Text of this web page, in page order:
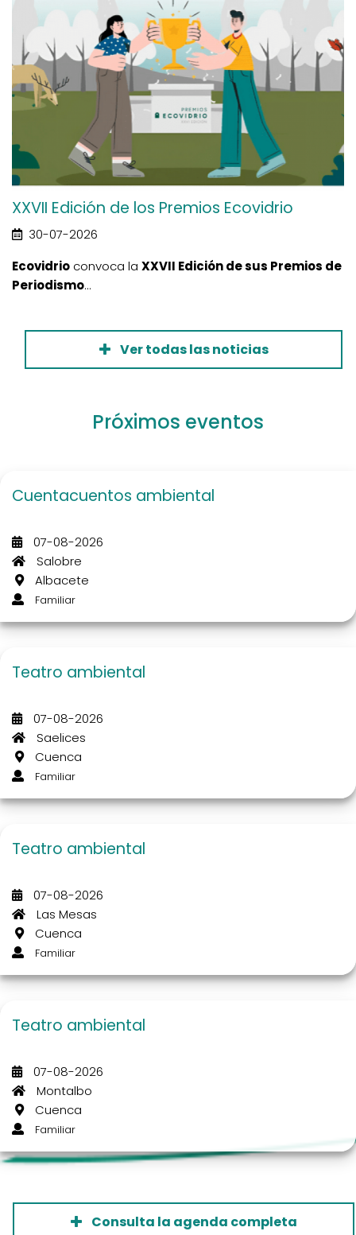
XXVII Edición de los Premios Ecovidrio
30-07-2026
Ecovidrio convoca la XXVII Edición de sus Premios de
Periodismo...
Ver todas las noticias
Próximos eventos
Cuentacuentos ambiental
07-08-2026
Salobre
Albacete
Familiar
Teatro ambiental
07-08-2026
Saelices
Cuenca
Familiar
Teatro ambiental
07-08-2026
Las Mesas
Cuenca
Familiar
Teatro ambiental
07-08-2026
Montalbo
Cuenca
Familiar
Consulta la agenda completa